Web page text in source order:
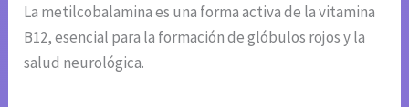
La metilcobalamina es una forma activa de la vitamina
B12, esencial para la formación de glóbulos rojos y la
salud neurológica.